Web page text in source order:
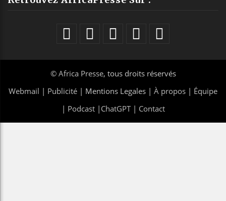
© Africa Presse, tous droits réservés
Webmail | Publicité | Mentions Legales | À propos | Équipe
| Podcast| ChatGPT| Contact